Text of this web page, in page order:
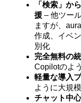
「検索」か
援 – 他ツー
ますが、
作成、イベ
別化
完全無料の
Copilotのよ
軽量な導入
ように大規
チャット中